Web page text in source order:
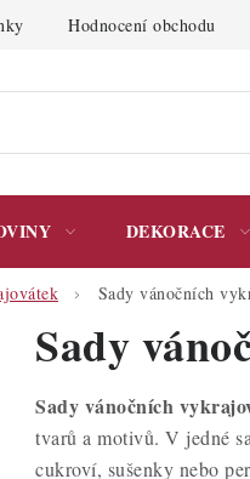
Hodnocení obchodu
DEKORACE
Sady vánočních
Sady
Sady vánočních
tvarů a motivů. V jedné
cukroví, sušenky nebo